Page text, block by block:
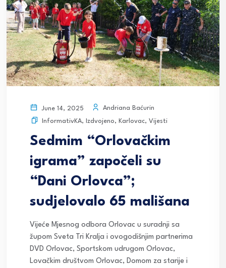
June 14, 2025
Andriana Baćurin
InformativKA, Izdvojeno, Karlovac, Vijesti
Sedmim “Orlovačkim
igrama” započeli su
“Dani Orlovca”;
sudjelovalo 65 mališana
Vijeće Mjesnog odbora Orlovac u suradnji sa
župom Sveta Tri Kralja i ovogodišnjim partnerima
DVD Orlovac, Sportskom udrugom Orlovac,
Lovačkim društvom Orlovac, Domom za starije i